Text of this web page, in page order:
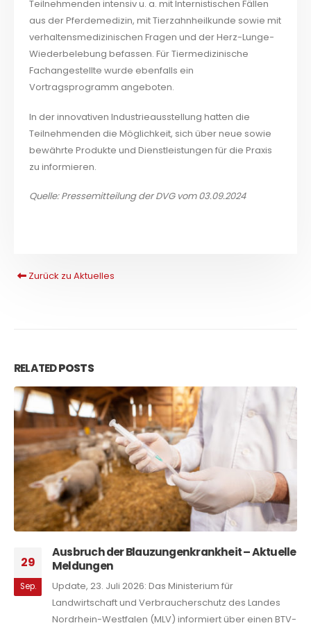
Teilnehmenden intensiv u. a. mit Internistischen Fällen
aus der Pferdemedizin, mit Tierzahnheilkunde sowie mit
verhaltensmedizinischen Fragen und der Herz-Lunge-
Wiederbelebung befassen. Für Tiermedizinische
Fachangestellte wurde ebenfalls ein
Vortragsprogramm angeboten.
In der innovativen Industrieausstellung hatten die
Teilnehmenden die Möglichkeit, sich über neue sowie
bewährte Produkte und Dienstleistungen für die Praxis
zu informieren.
Quelle: Pressemitteilung der DVG vom 03.09.2024
Zurück zu Aktuelles
RELATEDPOSTS
01
Juli
Tierschutzpreis NRW 2026: Bewerbungsphase
Das Ministerium für Landwirtschaft und
Verbraucherschutz informiert darüber, dass die
Tierschutzbeauftragte des Landes Nordrhein-
Westfalen bereits zum sechsten Mal einen